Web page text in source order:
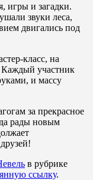
игры и загадки.
звуки леса,
двигались под
класс, на
Каждый участник
и массу
за прекрасное
рады новым
в рубрике
ссылку.